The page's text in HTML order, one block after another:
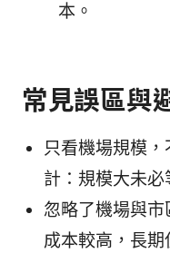
本。
常見誤區與
只看機場規模
計：規模大未必
忽略了機場與
成本較高，長期